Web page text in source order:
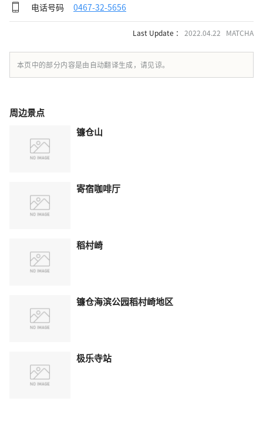
电话号码 0467-32-5656
Last Update ： 2022.04.22 MATCHA
本页中的部分内容是由自动翻译生成，请见谅。
周边景点
镰仓山
寄宿咖啡厅
稻村崎
镰仓海滨公园稻村崎地区
极乐寺站